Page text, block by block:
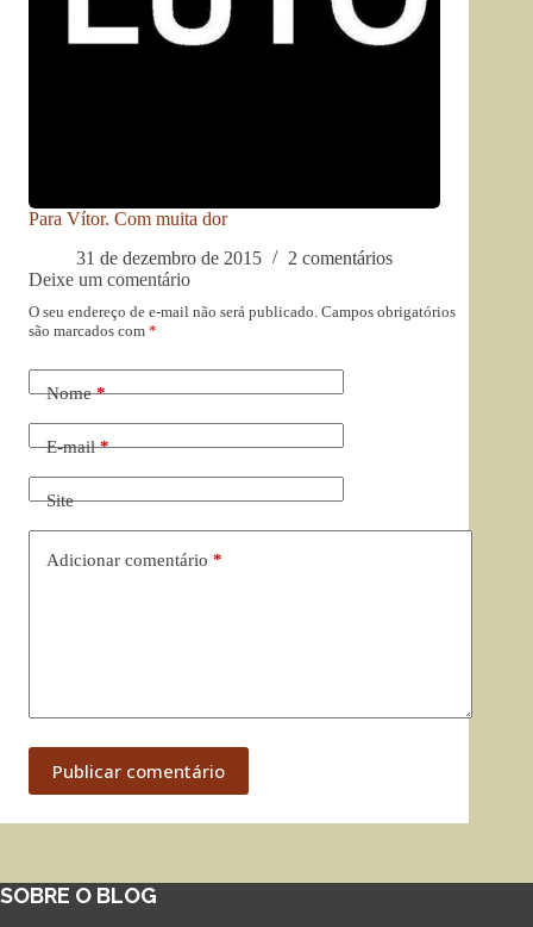
Para Vítor. Com muita dor
31 de dezembro de 2015
2 comentários
Deixe um comentário
O seu endereço de e-mail não será publicado. Campos obrigatórios
são marcados com *
Nome*
E-mail*
Site
Adicionar comentário *
Publicar comentário
SOBRE O BLOG